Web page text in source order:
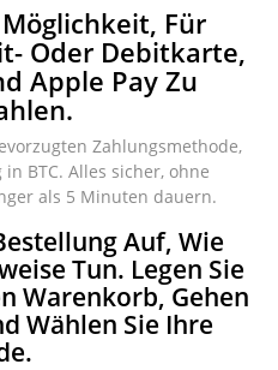
Für
Oder Debitkarte,
Apple Pay Zu
Zahlungsmethode,
BTC. Alles sicher, ohne
als 5 Minuten dauern.
Auf, Wie
Tun. Legen Sie
Warenkorb, Gehen
Wählen Sie Ihre